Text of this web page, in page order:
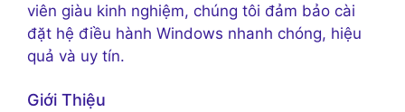
viên giàu kinh nghiệm, chúng tôi đảm bảo cài
đặt hệ điều hành Windows nhanh chóng, hiệu
quả và uy tín.
Giới Thiệu